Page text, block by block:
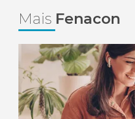
Mais Fenacon